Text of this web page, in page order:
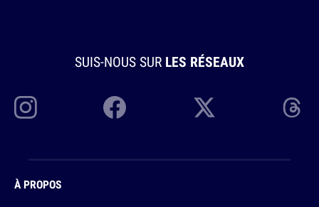
SUIS-NOUS SUR LES RÉSEAUX
À PROPOS